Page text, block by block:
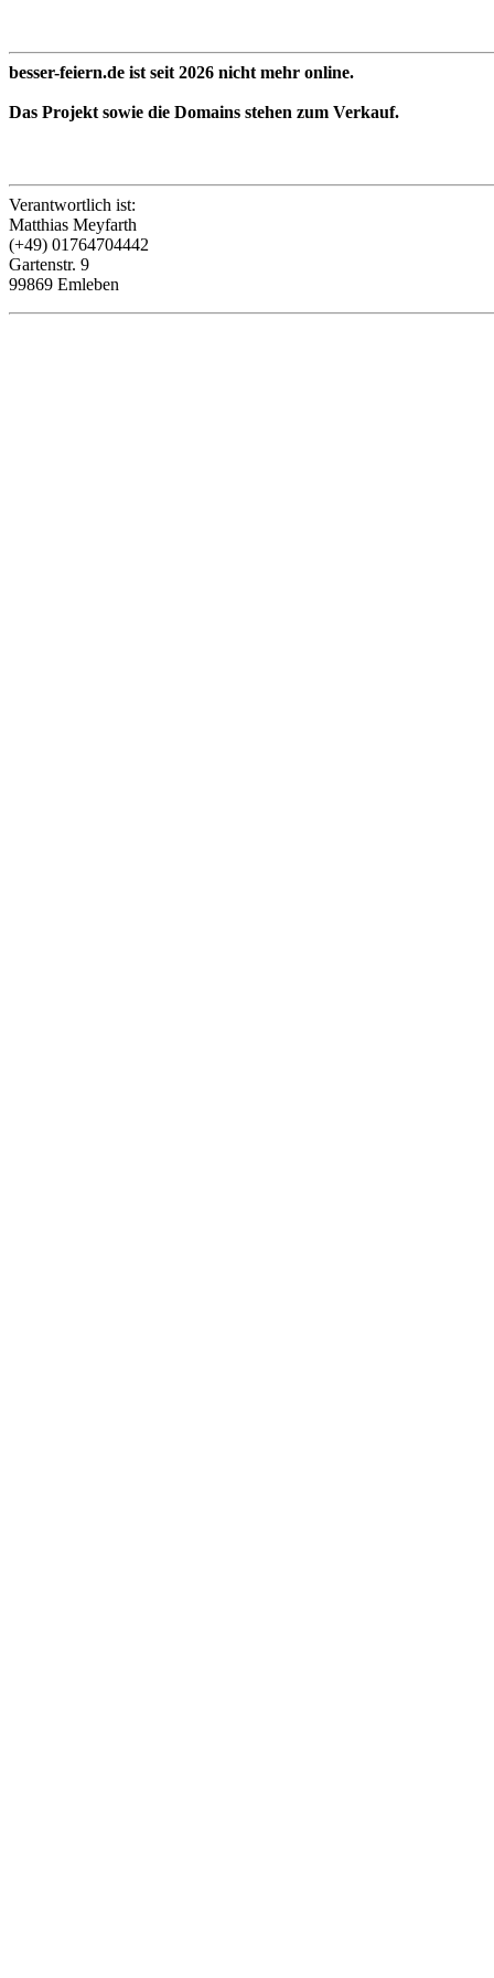
besser-feiern.de ist seit 2026 nicht mehr online.
Das Projekt sowie die Domains stehen zum Verkauf.
Verantwortlich ist:
Matthias Meyfarth
(+49) 01764704442
Gartenstr. 9
99869 Emleben